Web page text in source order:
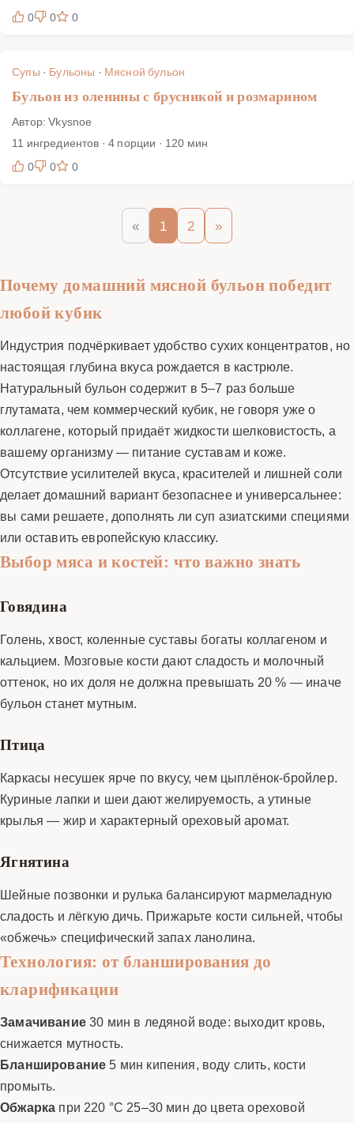
0
0 0
Супы · Бульоны · Мясной бульон
Бульон из оленины с брусникой и розмарином
Автор: Vkysnoe
11 ингредиентов · 4 порции · 120 мин
0
0 0
« 1 2 »
Почему домашний мясной бульон победит
любой кубик
Индустрия подчёркивает удобство сухих концентратов, но
настоящая глубина вкуса рождается в кастрюле.
Натуральный бульон содержит в 5–7 раз больше
глутамата, чем коммерческий кубик, не говоря уже о
коллагене, который придаёт жидкости шелковистость, а
вашему организму — питание суставам и коже.
Отсутствие усилителей вкуса, красителей и лишней соли
делает домашний вариант безопаснее и универсальнее:
вы сами решаете, дополнять ли суп азиатскими специями
или оставить европейскую классику.
Выбор мяса и костей: что важно знать
Говядина
Голень, хвост, колен­ные суставы богаты коллагеном и
кальцием. Мозговые кости дают сладость и молочный
оттенок, но их доля не должна превышать 20 % — иначе
бульон станет мутным.
Птица
Каркасы несушек ярче по вкусу, чем цыплёнок-бройлер.
Куриные лапки и шеи дают желируемость, а утиные
крылья — жир и характерный ореховый аромат.
Ягнятина
Шейные позвон­ки и рулька балан­сируют мармеладную
сладость и лёгкую дичь. Прижарьте кости сильней, чтобы
«обжечь» специфический запах ланолина.
Технология: от бланширования до
кларификации
Замачивание30 мин в ледяной воде: выходит кровь,
снижается мутность.
Бланширование5 мин кипения, воду слить, кости
промыть.
Обжарка при 220 °C 25–30 мин до цвета ореховой